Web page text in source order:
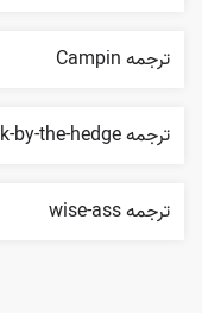
ترجمه Campin
ترجمه jack-by-the-hedge
ترجمه wise-ass